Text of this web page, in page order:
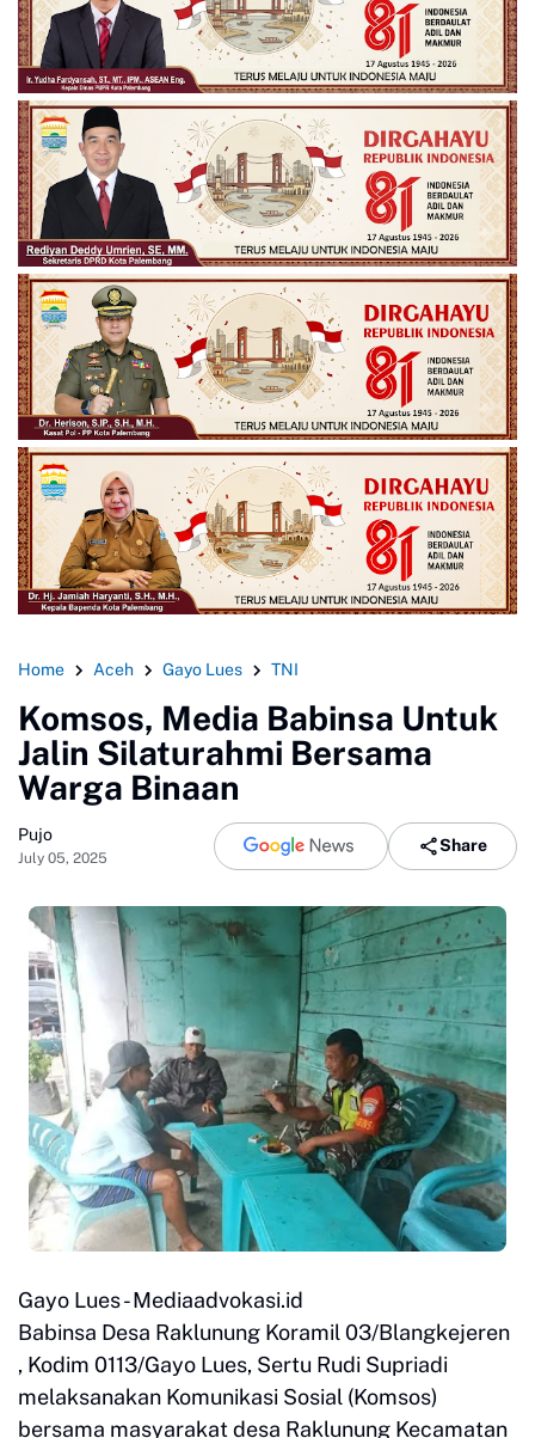
Home Aceh Gayo Lues TNI
Komsos, Media Babinsa Untuk
Jalin Silaturahmi Bersama
Warga Binaan
Pujo
July 05, 2025
Share
Gayo Lues - Mediaadvokasi.id
Babinsa Desa Raklunung Koramil 03/Blangkejeren
, Kodim 0113/Gayo Lues, Sertu Rudi Supriadi
melaksanakan Komunikasi Sosial (Komsos)
bersama masyarakat desa Raklunung Kecamatan